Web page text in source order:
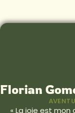
Florian
« La joie est mon